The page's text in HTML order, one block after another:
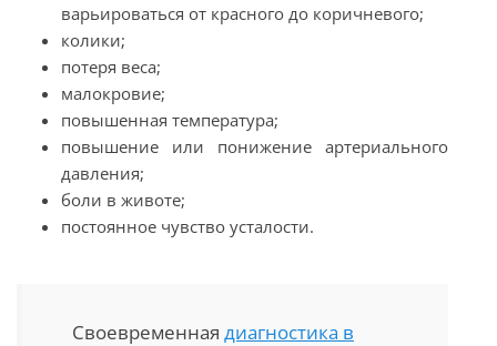
варьироваться от красного до коричневого;
колики;
потеря веса;
малокровие;
повышенная температура;
повышение или понижение артериального
давления;
боли в животе;
постоянное чувство усталости.
Своевременная диагностика в